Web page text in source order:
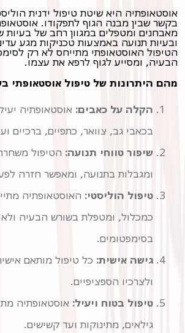
אוסטאופתיה היא שיטת טיפול ידנית
בקשר שבין מבנה הגוף לתפקודו.
מאבחנים ומטפלים במגוון רחב של
ובעיות תנועה באמצעות טכניקות מגע
הטיפול האוסטאופתי מתייחס לא רק
הבעיה, ומסייע לגוף לרפא את עצמו.
מהם היתרונות של טיפול אוסטאופתי
הקלה על כאבים: אוסטאופתיה
בכאבי גב, צוואר, כתפיים, ברכיים
שיפור טווחי תנועה: הטיפול
ומגבלות בתנועה, ומאפשר חזרה
טיפול הוליסטי: האוסטאופתיה
כמכלול, ומטפלת בשורש הבעיה
בסימפטומים.
גישה אישית: כל טיפול מותאם
ולצרכיו הספציפיים.
טיפול בטוח ויעיל: אוסטאופתיה
גילאים, מתינוקות ועד קשישים.